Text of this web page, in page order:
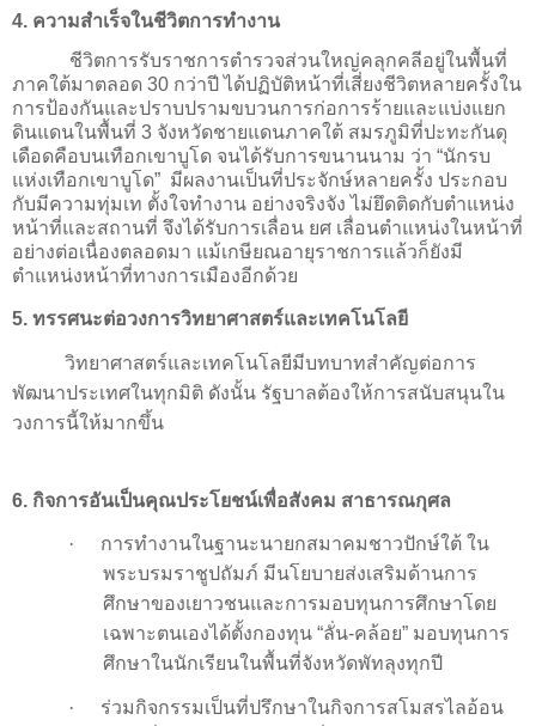
4. ความสำเร็จในชีวิตการทำงาน
ชีวิตการรับราชการตำรวจส่วนใหญ่คลุกคลีอยู่ในพื้นที่
ภาคใต้มาตลอด 30 กว่าปี ได้ปฏิบัติหน้าที่เสี่ยงชีวิตหลายครั้งใน
การป้องกันและปราบปรามขบวนการก่อการร้ายและแบ่งแยก
ดินแดนในพื้นที่ 3 จังหวัดชายแดนภาคใต้ สมรภูมิที่ปะทะกันดุ
เดือดคือบนเทือกเขาบูโด จนได้รับการขนานนาม ว่า “นักรบ
แห่งเทือกเขาบูโด” มีผลงานเป็นที่ประจักษ์หลายครั้ง ประกอบ
กับมีความทุ่มเท ตั้งใจทำงาน อย่างจริงจัง ไม่ยึดติดกับตำแหน่ง
หน้าที่และสถานที่ จึงได้รับการเลื่อน ยศ เลื่อนตำแหน่งในหน้าที่
อย่างต่อเนื่องตลอดมา แม้เกษียณอายุราชการแล้วก็ยังมี
ตำแหน่งหน้าที่ทางการเมืองอีกด้วย
5. ทรรศนะต่อวงการวิทยาศาสตร์และเทคโนโลยี
วิทยาศาสตร์และเทคโนโลยีมีบทบาทสำคัญต่อการ
พัฒนาประเทศในทุกมิติ ดังนั้น รัฐบาลต้องให้การสนับสนุนใน
วงการนี้ให้มากขึ้น
6. กิจการอันเป็นคุณประโยชน์เพื่อสังคม สาธารณกุศล
·
การทำงานในฐานะนายกสมาคมชาวปักษ์ใต้ ใน
พระบรมราชูปถัมภ์ มีนโยบายส่งเสริมด้านการ
ศึกษาของเยาวชนและการมอบทุนการศึกษาโดย
เฉพาะตนเองได้ตั้งกองทุน “ลั่น-คล้อย”มอบทุนการ
ศึกษาในนักเรียนในพื้นที่จังหวัดพัทลุงทุกปี
· ร่วมกิจกรรมเป็นที่ปรึกษาในกิจการสโมสรไลอ้อน